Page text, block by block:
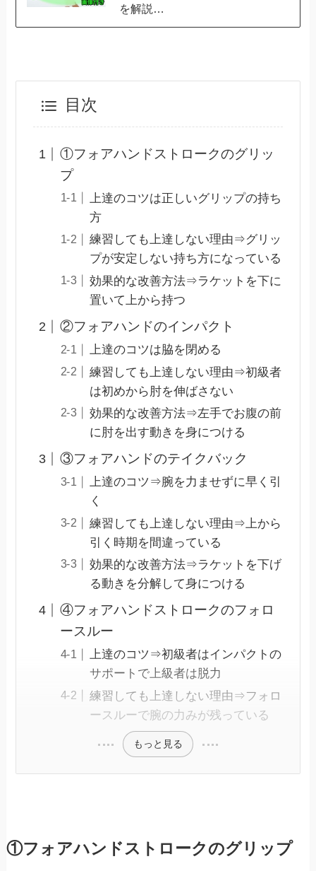
を解説…
目次
①フォアハンドストロークのグリッ
プ
上達のコツは正しいグリップの持ち
方
練習しても上達しない理由⇒グリッ
プが安定しない持ち方になっている
効果的な改善方法⇒ラケットを下に
置いて上から持つ
②フォアハンドのインパクト
上達のコツは脇を閉める
練習しても上達しない理由⇒初級者
は初めから肘を伸ばさない
効果的な改善方法⇒左手でお腹の前
に肘を出す動きを身につける
③フォアハンドのテイクバック
上達のコツ⇒腕を力ませずに早く引
く
練習しても上達しない理由⇒上から
引く時期を間違っている
効果的な改善方法⇒ラケットを下げ
る動きを分解して身につける
④フォアハンドストロークのフォロ
ースルー
上達のコツ⇒初級者はインパクトの
サポートで上級者は脱力
練習しても上達しない理由⇒フォロ
ースルーで腕の力みが残っている
もっと見る
①フォアハンドストロークのグリップ